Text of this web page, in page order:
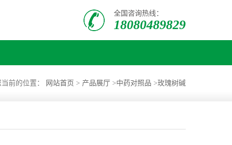
全国咨询热线：
18080489829
当前的位置： 网站首页 > 产品展厅 >中药对照品 >玫瑰树碱